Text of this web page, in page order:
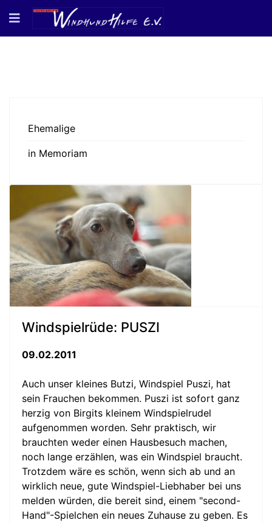
Ehemalige
in Memoriam
Windspielrüde: PUSZI
09.02.2011
Auch unser kleines Butzi, Windspiel Puszi, hat
sein Frauchen bekommen. Puszi ist sofort ganz
herzig von Birgits kleinem Windspielrudel
aufgenommen worden. Sehr praktisch, wir
brauchten weder einen Hausbesuch machen,
noch lange erzählen, was ein Windspiel braucht.
Trotzdem wäre es schön, wenn sich ab und an
wirklich neue, gute Windspiel-Liebhaber bei uns
melden würden, die bereit sind, einem "second-
Hand"-Spielchen ein neues Zuhause zu geben. Es